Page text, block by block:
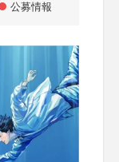
公募情報